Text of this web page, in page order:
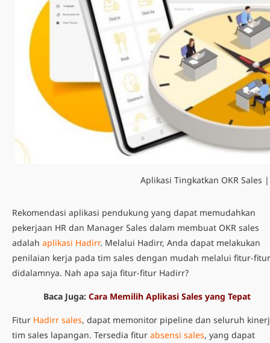
Aplikasi Tingkatkan OKR Sales
Rekomendasi aplikasi pendukung yang dapat memudahkan
pekerjaan HR dan Manager Sales dalam membuat OKR sales
adalah aplikasi Hadirr. Melalui Hadirr, Anda dapat melakukan
penilaian kerja pada tim sales dengan mudah melalui fitur-fitur
didalamnya. Nah apa saja fitur-fitur Hadirr?
Baca Juga: Cara Memilih Aplikasi Sales yang Tepat
Fitur Hadirr sales, dapat memonitor pipeline dan seluruh
tim sales lapangan. Tersedia fitur absensi sales, yang dapat